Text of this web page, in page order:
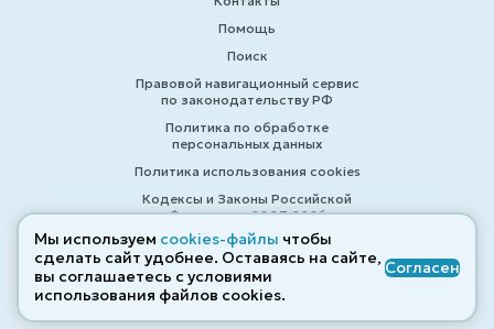
Помощь
Поиск
Правовой навигационный сервис
по законодательству РФ
Политика по обработке
персональных данных
Политика использования cookies
Кодексы и Законы Российской
Федерации 2007-2026
© ZAKONRF.INFO
Мы используем cookies-файлы чтобы
сделать сайт удобнее. Оставаясь на сайте,
вы соглашаетесь с условиями
использования файлов cооkies.
Согласен